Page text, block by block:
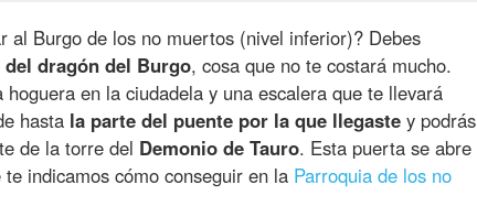
al Burgo de los no muertos (nivel inferior)? Debes
del dragón del Burgo, cosa que no te costará mucho.
hoguera en la ciudadela y una escalera que te llevará
hasta la parte del puente por la que llegaste y podrás
de la torre del Demonio de Tauro. Esta puerta se abre
te indicamos cómo conseguir en la Parroquia de los no